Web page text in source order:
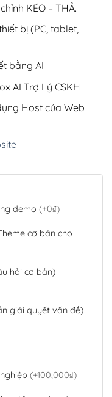
KÉO – THẢ.
bị (PC, tablet,
bằng AI
AI Trợ Lý CSKH
Host của Web
demo (+0₫)
cơ bản cho
hỏi cơ bản)
giải quyết vấn đề)
(+100,000₫)